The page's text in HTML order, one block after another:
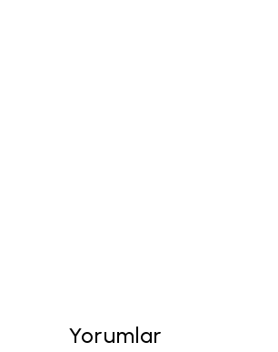
Yorumlar